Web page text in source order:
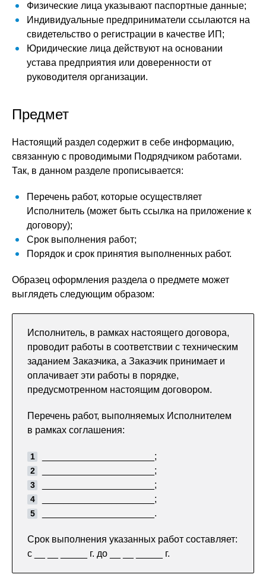
Физические лица указывают паспортные данные;
Индивидуальные предприниматели ссылаются на
свидетельство о регистрации в качестве ИП;
Юридические лица действуют на основании
устава предприятия или доверенности от
руководителя организации.
Предмет
Настоящий раздел содержит в себе информацию,
связанную с проводимыми Подрядчиком работами.
Так, в данном разделе прописывается:
Перечень работ, которые осуществляет
Исполнитель (может быть ссылка на приложение к
договору);
Срок выполнения работ;
Порядок и срок принятия выполненных работ.
Образец оформления раздела о предмете может
выглядеть следующим образом:
Исполнитель, в рамках настоящего договора,
проводит работы в соответствии с техническим
заданием Заказчика, а Заказчик принимает и
оплачивает эти работы в порядке,
предусмотренном настоящим договором.
Перечень работ, выполняемых Исполнителем
в рамках соглашения:
_____________________;
_____________________;
_____________________;
_____________________;
_____________________.
Срок выполнения указанных работ составляет:
с __ __ _____ г. до __ __ _____ г.